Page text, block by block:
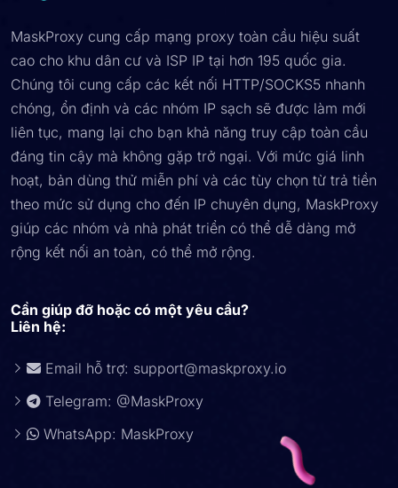
MaskProxy cung cấp mạng proxy toàn cầu hiệu suất
cao cho khu dân cư và ISP IP tại hơn 195 quốc gia.
Chúng tôi cung cấp các kết nối HTTP/SOCKS5 nhanh
chóng, ổn định và các nhóm IP sạch sẽ được làm mới
liên tục, mang lại cho bạn khả năng truy cập toàn cầu
đáng tin cậy mà không gặp trở ngại. Với mức giá linh
hoạt, bản dùng thử miễn phí và các tùy chọn từ trả tiền
theo mức sử dụng cho đến IP chuyên dụng, MaskProxy
giúp các nhóm và nhà phát triển có thể dễ dàng mở
rộng kết nối an toàn, có thể mở rộng.
Cần giúp đỡ hoặc có một yêu cầu?
Liên hệ:
Email hỗ trợ: support@maskproxy.io
Telegram: @MaskProxy
WhatsApp: MaskProxy